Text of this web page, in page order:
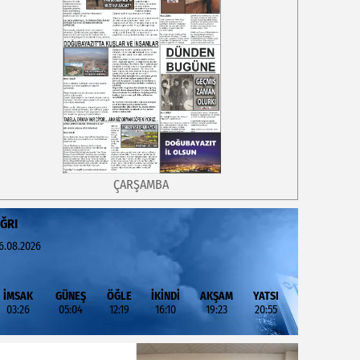
ÇARŞAMBA
İMSAK
03:26
GÜNEŞ
05:04
ÖĞLE
12:19
İKİNDİ
16:10
AKŞAM
19:23
YATSI
20:55